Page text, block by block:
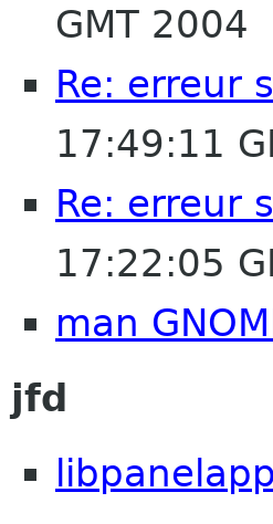
GMT 2004
Re: erreur
17:49:11
Re: erreur
17:22:05
man
jfd